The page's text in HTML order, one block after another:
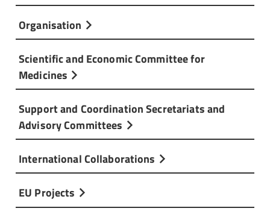
Organisation
Scientific and Economic Committee for
Medicines
Support and Coordination Secretariats and
Advisory Committees
International Collaborations
EU Projects